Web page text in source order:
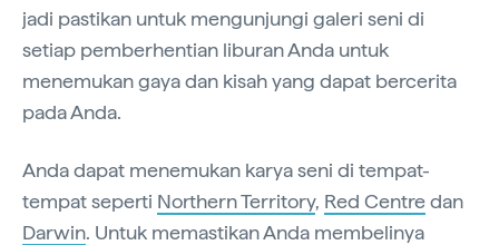
jadi pastikan untuk mengunjungi galeri seni di
setiap pemberhentian liburan Anda untuk
menemukan gaya dan kisah yang dapat bercerita
pada Anda.
Anda dapat menemukan karya seni di tempat-
tempat seperti Northern Territory, Red Centredan
Darwin. Untuk memastikan Anda membelinya